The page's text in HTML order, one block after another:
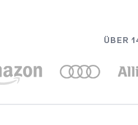
ÜBER